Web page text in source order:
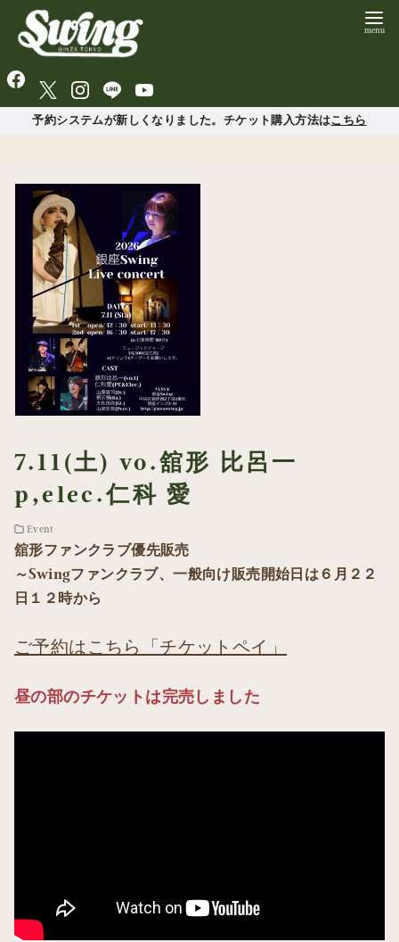
予約システムが新しくなりました。チケット購入方法はこちら
7.11(土) vo.舘形 比呂一
p,elec.仁科 愛
Event
舘形ファンクラブ優先販売
～Swingファンクラブ、一般向け販売開始日は６月２２
日１２時から
ご予約はこちら「チケットペイ」
昼の部のチケットは完売しました